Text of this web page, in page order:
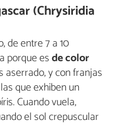
(Chrysiridia
de entre 7 a 10
porque esde color
aserrado, y con franjas
que exhiben un
Cuando vuela,
el sol crepuscular